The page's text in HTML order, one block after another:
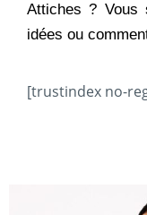
Attiches ? Vous
idées ou
[trustindex no-